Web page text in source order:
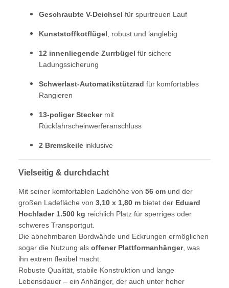
Geschraubte V-Deichsel für spurtreuen Lauf
Kunststoffkotflügel, robust und langlebig
12 innenliegende Zurrbügel für sichere
Ladungssicherung
Schwerlast-Automatikstützrad für komfortables
Rangieren
13-poliger Steckermit
Rückfahrscheinwerferanschluss
2 Bremskeile inklusive
Vielseitig & durchdacht
Mit seiner komfortablen Ladehöhe von 56 cm und der
großen Ladefläche von 3,10 x 1,80 m bietet der Eduard
Hochlader 1.500 kg reichlich Platz für sperriges oder
schweres Transportgut.
Die abnehmbaren Bordwände und Eckrungen ermöglichen
sogar die Nutzung als offener Plattformanhänger, was
ihn extrem flexibel macht.
Robuste Qualität, stabile Konstruktion und lange
Lebensdauer – ein Anhänger, der auch unter hoher